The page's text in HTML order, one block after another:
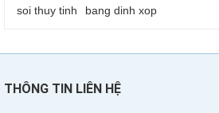
soi thuy tinh
bang dinh xop
THÔNG TIN LIÊN HỆ